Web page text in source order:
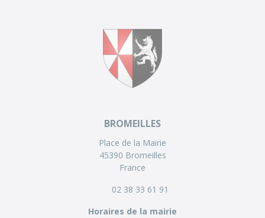
BROMEILLES
Place de la Mairie
45390 Bromeilles
France
02 38 33 61 91
Horaires de la mairie